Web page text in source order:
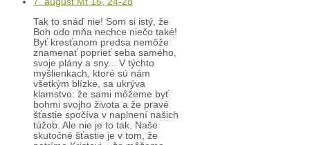
7. august Mt 16, 24-28
Tak to snáď nie! Som si istý, že
Boh odo mňa nechce niečo také!
Byť kresťanom predsa nemôže
znamenať poprieť seba samého,
svoje plány a sny... V týchto
myšlienkach, ktoré sú nám
všetkým blízke, sa ukrýva
klamstvo: že sami môžeme byť
bohmi svojho života a že pravé
šťastie spočíva v naplnení našich
túžob. Ale nie je to tak. Naše